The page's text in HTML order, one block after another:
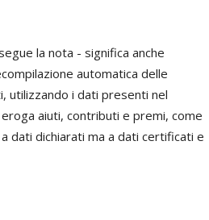
la nota - significa anche
automatica delle
utilizzando i dati presenti nel
aiuti, contributi e premi, come
dati dichiarati ma a dati certificati e